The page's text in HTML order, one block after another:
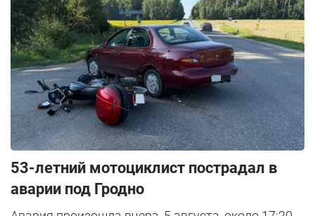
53-летний мотоциклист пострадал в
аварии под Гродно